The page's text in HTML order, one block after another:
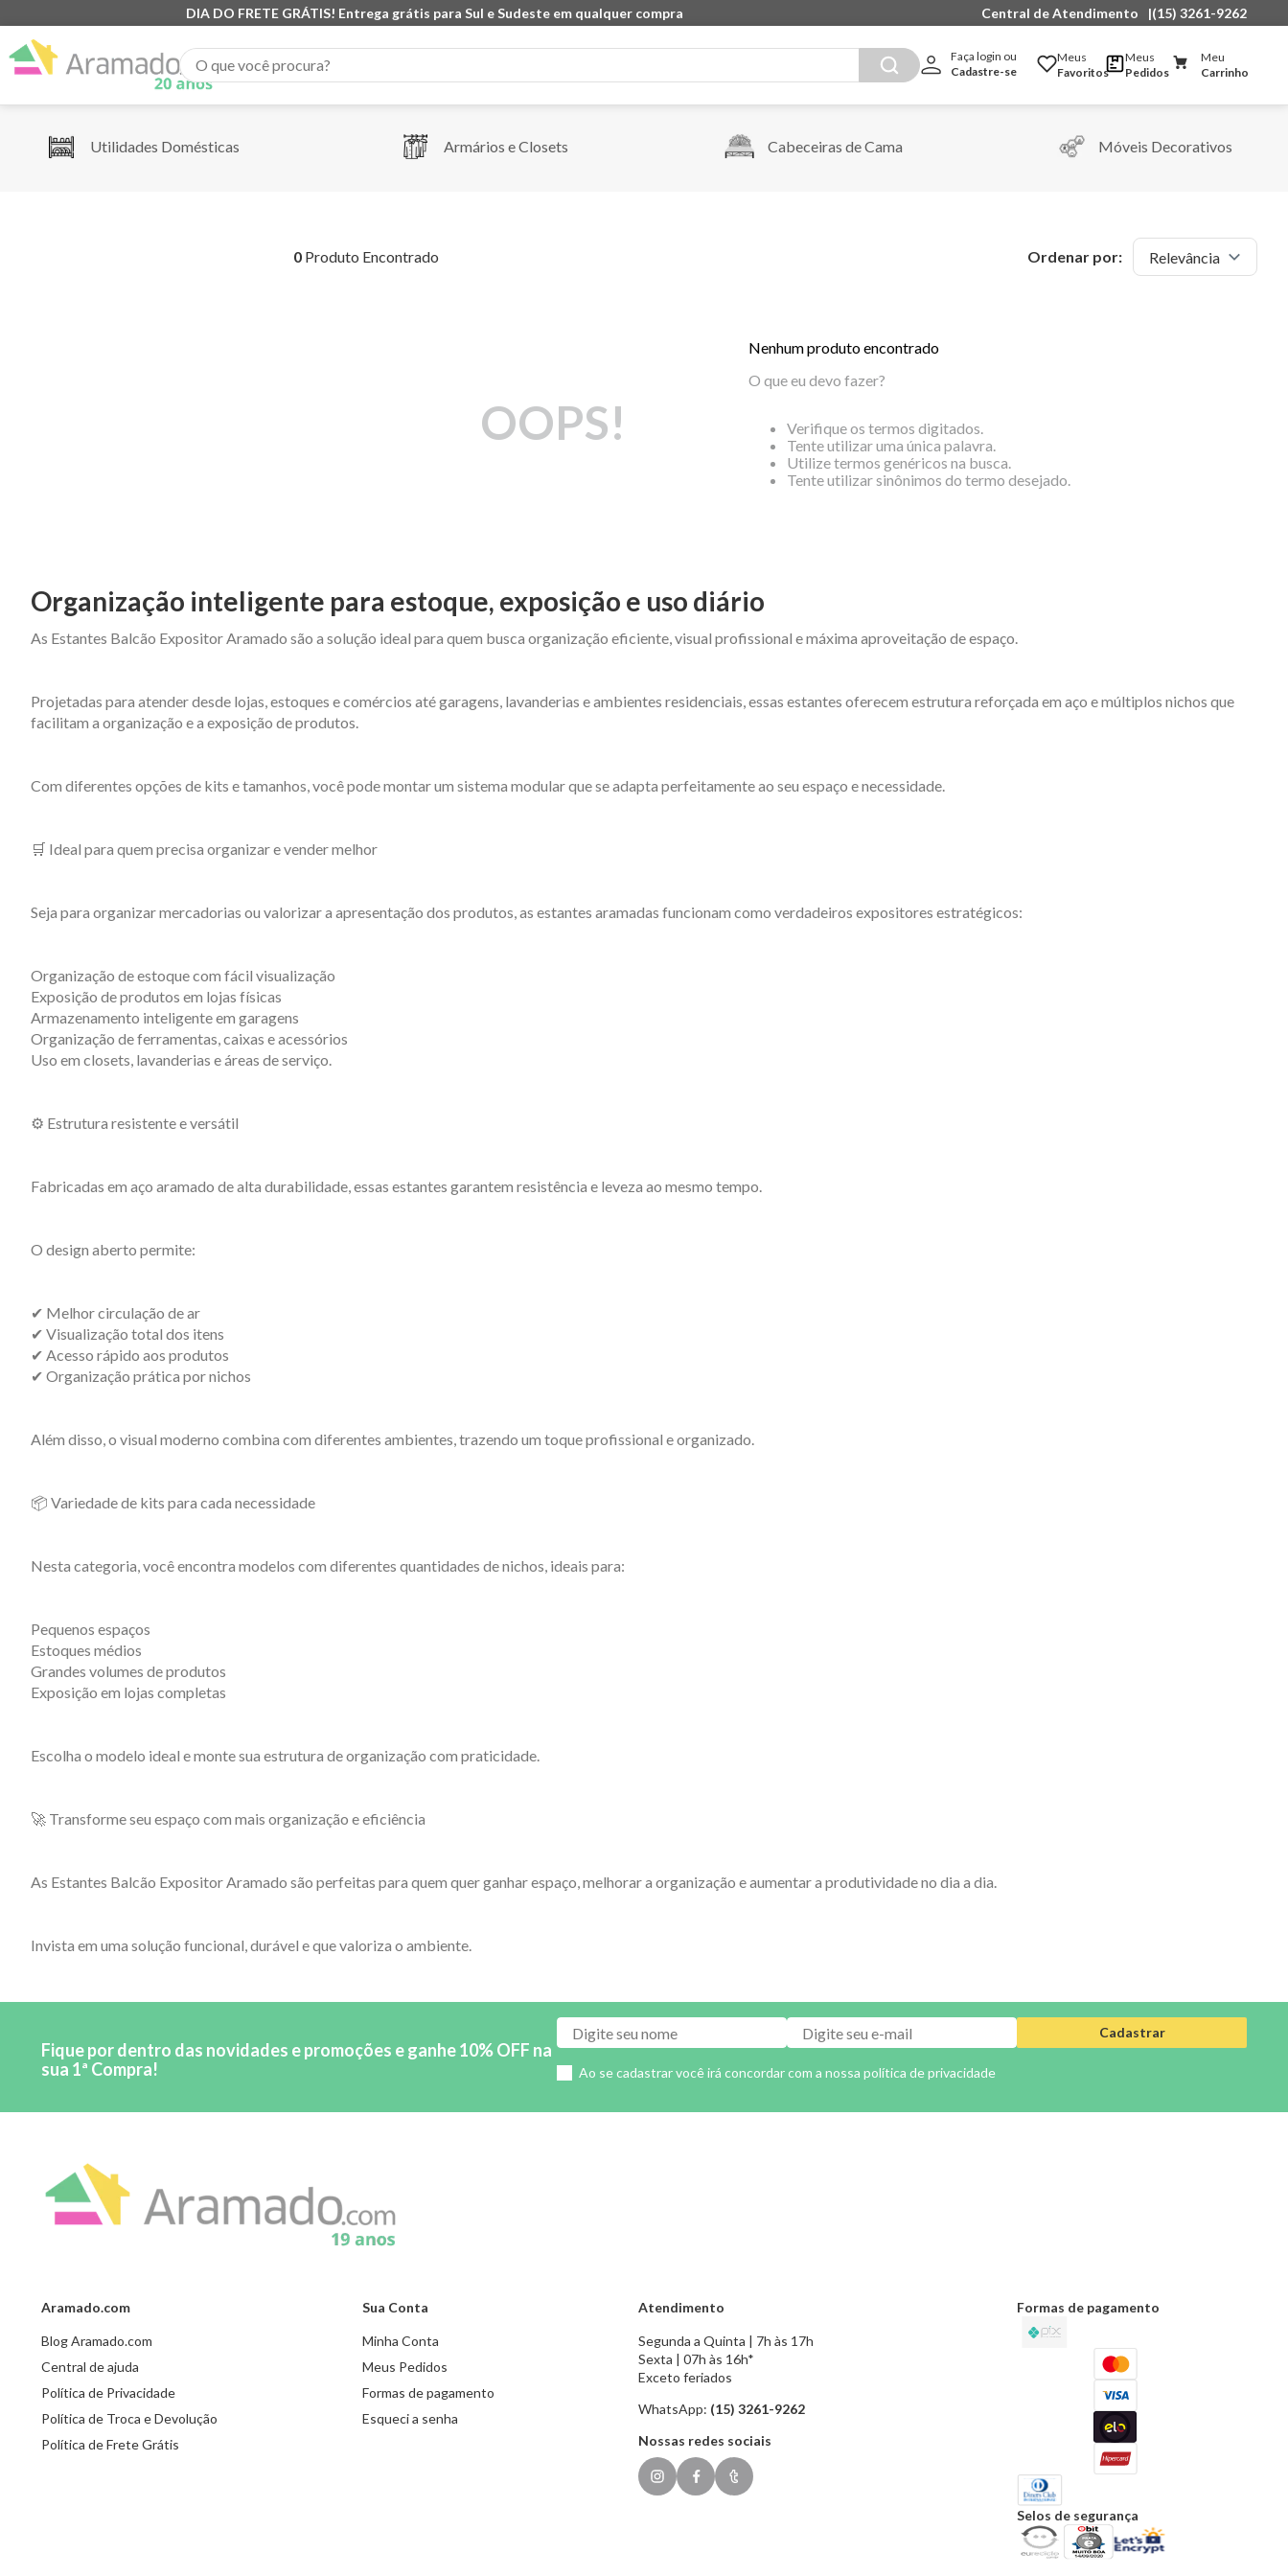
DIA DO FRETE GRÁTIS! Entrega grátis para Sul e Sudeste em qualquer compra Central de Atendimento |(15) 3261-9262
O que você procura?
Faça login ou
Cadastre-se
Meus
Favoritos
Meus
Pedidos
Meu
Carrinho
Utilidades Domésticas Armários e Closets Cabeceiras de Cama Móveis Decorativos
0 Produto Encontrado Ordenar por: Relevância
OOPS!
Nenhum produto encontrado
O que eu devo fazer?
Verifique os termos digitados.
Tente utilizar uma única palavra.
Utilize termos genéricos na busca.
Tente utilizar sinônimos do termo desejado.
Organização inteligente para estoque, exposição e uso diário
As Estantes Balcão Expositor Aramado são a solução ideal para quem busca organização eficiente, visual profissional e máxima aproveitação de espaço.
Projetadas para atender desde lojas, estoques e comércios até garagens, lavanderias e ambientes residenciais, essas estantes oferecem estrutura reforçada em aço e múltiplos nichos que
facilitam a organização e a exposição de produtos.
Com diferentes opções de kits e tamanhos, você pode montar um sistema modular que se adapta perfeitamente ao seu espaço e necessidade.
🛒 Ideal para quem precisa organizar e vender melhor
Seja para organizar mercadorias ou valorizar a apresentação dos produtos, as estantes aramadas funcionam como verdadeiros expositores estratégicos:
Organização de estoque com fácil visualização
Exposição de produtos em lojas físicas
Armazenamento inteligente em garagens
Organização de ferramentas, caixas e acessórios
Uso em closets, lavanderias e áreas de serviço.
⚙️ Estrutura resistente e versátil
Fabricadas em aço aramado de alta durabilidade, essas estantes garantem resistência e leveza ao mesmo tempo.
O design aberto permite:
✔ Melhor circulação de ar
✔ Visualização total dos itens
✔ Acesso rápido aos produtos
✔ Organização prática por nichos
Além disso, o visual moderno combina com diferentes ambientes, trazendo um toque profissional e organizado.
📦 Variedade de kits para cada necessidade
Nesta categoria, você encontra modelos com diferentes quantidades de nichos, ideais para:
Pequenos espaços
Estoques médios
Grandes volumes de produtos
Exposição em lojas completas
Escolha o modelo ideal e monte sua estrutura de organização com praticidade.
🚀 Transforme seu espaço com mais organização e eficiência
As Estantes Balcão Expositor Aramado são perfeitas para quem quer ganhar espaço, melhorar a organização e aumentar a produtividade no dia a dia.
Invista em uma solução funcional, durável e que valoriza o ambiente.
Fique por dentro das novidades e promoções e ganhe 10% OFF na
sua 1ª Compra!
Cadastrar
Ao se cadastrar você irá concordar com a nossapolítica de privacidade
Aramado.com
Blog Aramado.com
Central de ajuda
Política de Privacidade
Política de Troca e Devolução
Política de Frete Grátis
Sua Conta
Minha Conta
Meus Pedidos
Formas de pagamento
Esqueci a senha
Atendimento
Segunda a Quinta | 7h às 17h
Sexta | 07h às 16h*
Exceto feriados
WhatsApp: (15) 3261-9262
Nossas redes sociais
Formas de pagamento
Selos de segurança